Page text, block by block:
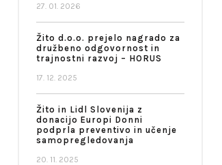
27. 01. 2026
Žito d.o.o. prejelo nagrado za
družbeno odgovornost in
trajnostni razvoj – HORUS
17. 12. 2025
Žito in Lidl Slovenija z
donacijo Europi Donni
podprla preventivo in učenje
samopregledovanja
20. 11. 2025